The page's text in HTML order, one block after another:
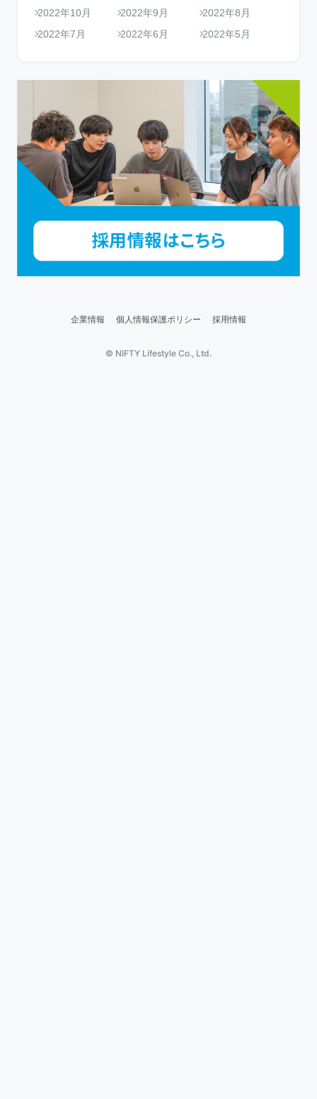
2022年10月
2022年9月
2022年8月
2022年7月
2022年6月 2022年5月
企業情報 個人情報保護ポリシー 採用情報
© NIFTY Lifestyle Co., Ltd.